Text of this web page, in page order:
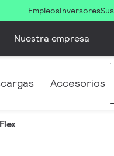
EmpleosInversores
Nuestra empresa
Accesorios